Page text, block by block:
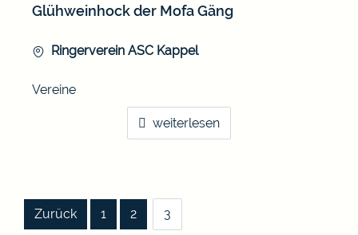
Glühweinhock der Mofa Gäng
Ringerverein ASC Kappel
Vereine
weiterlesen
Zurück 1 2 3